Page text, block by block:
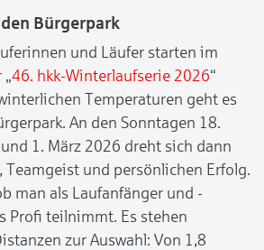
Bürgerpark
und Läufer starten im
46. hkk-Winterlaufserie 2026“
Temperaturen geht es
An den Sonntagen 18.
1. März 2026 dreht sich dann
Teamgeist und persönlichen Erfolg.
man als Laufanfänger und -
Profi teilnimmt. Es stehen
zur Auswahl: Von 1,8